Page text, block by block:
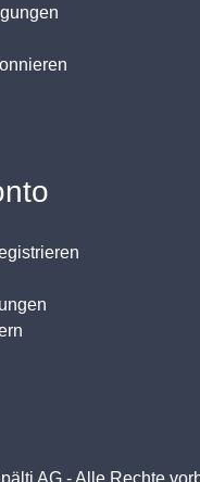
AG - Alle Rechte